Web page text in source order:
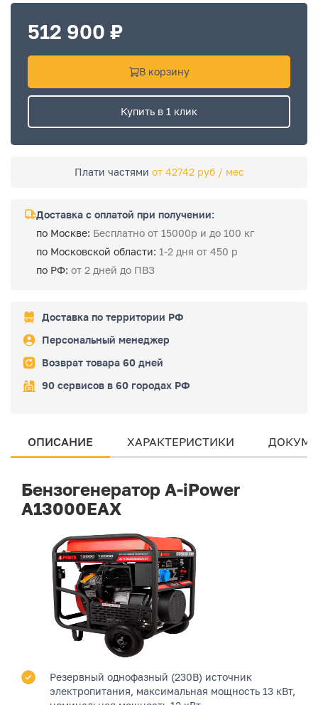
512 900 ₽
В корзину
Купить в 1 клик
Плати частями от 42742 руб / мес
Доставка с оплатой при получении:
по Москве: Бесплатно от 15000р и до 100 кг
по Московской области: 1-2 дня от 450 р
по РФ: от 2 дней до ПВЗ
Доставка по территории РФ
Персональный менеджер
Возврат товара 60 дней
90 сервисов в 60 городах РФ
ОПИСАНИЕ ХАРАКТЕРИСТИКИ
Бензогенератор A-iPower
A13000EAX
Резервный однофазный (230В) источник
электропитания, максимальная мощность 13 кВт,